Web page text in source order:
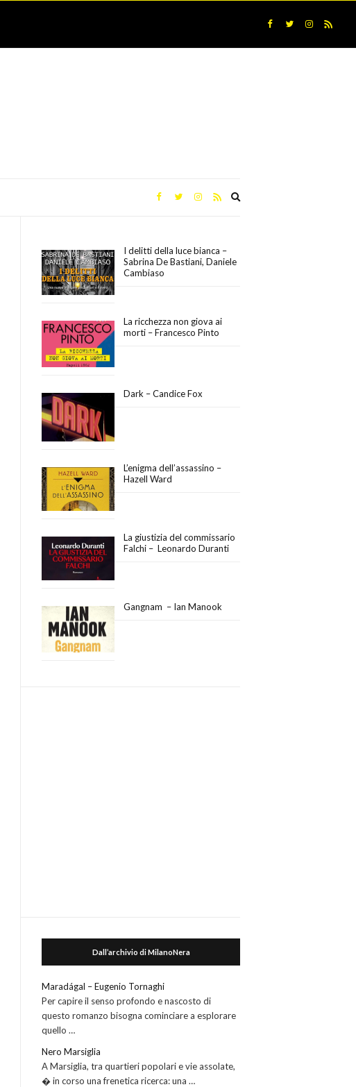
I delitti della luce bianca –
Sabrina De Bastiani, Daniele
Cambiaso
La ricchezza non giova ai
morti – Francesco Pinto
Dark – Candice Fox
L’enigma dell’assassino –
Hazell Ward
La giustizia del commissario
Falchi – Leonardo Duranti
Gangnam – Ian Manook
Dall’archivio di MilanoNera
Maradágal – Eugenio Tornaghi
Per capire il senso profondo e nascosto di
questo romanzo bisogna cominciare a esplorare
quello …
Nero Marsiglia
A Marsiglia, tra quartieri popolari e vie assolate,
� in corso una frenetica ricerca: una …